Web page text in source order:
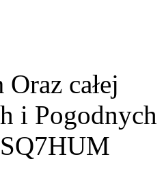
całej
i Pogodnych